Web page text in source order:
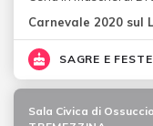
Carnevale 2020 sul
SAGRE E FESTE
Sala Civica di Ossuccio